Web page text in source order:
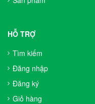
HỖ TRỢ
Tìm kiếm
Đăng nhập
Đăng ký
Giỏ hàng